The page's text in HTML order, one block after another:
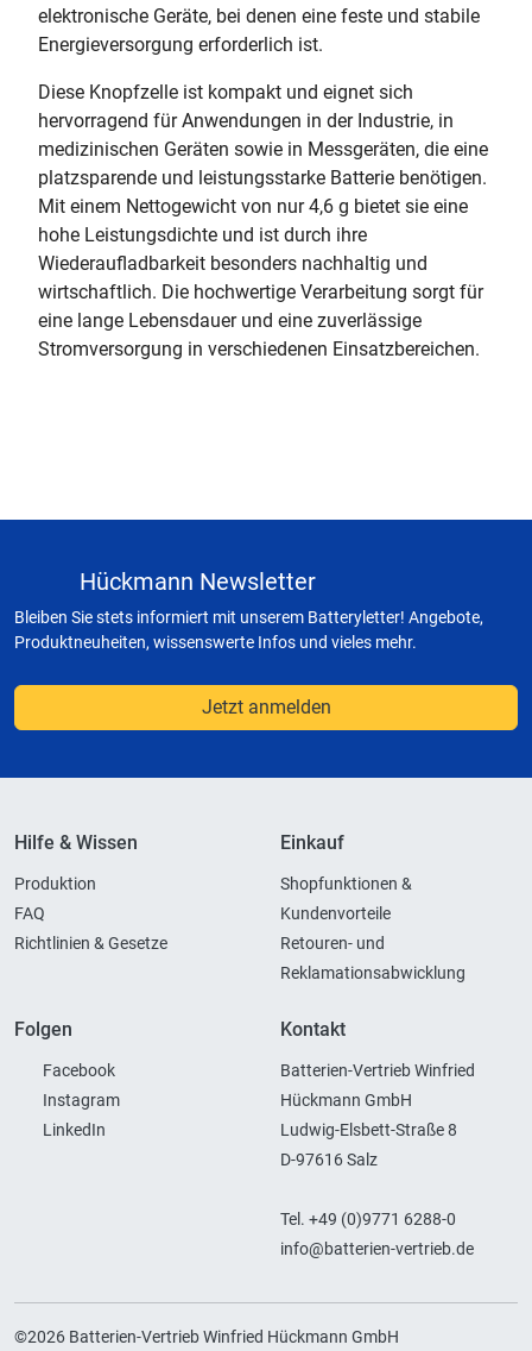
elektronische Geräte, bei denen eine feste und stabile
Energieversorgung erforderlich ist.
Diese Knopfzelle ist kompakt und eignet sich
hervorragend für Anwendungen in der Industrie, in
medizinischen Geräten sowie in Messgeräten, die eine
platzsparende und leistungsstarke Batterie benötigen.
Mit einem Nettogewicht von nur 4,6 g bietet sie eine
hohe Leistungsdichte und ist durch ihre
Wiederaufladbarkeit besonders nachhaltig und
wirtschaftlich. Die hochwertige Verarbeitung sorgt für
eine lange Lebensdauer und eine zuverlässige
Stromversorgung in verschiedenen Einsatzbereichen.
Hückmann Newsletter
Bleiben Sie stets informiert mit unserem Batteryletter! Angebote,
Produktneuheiten, wissenswerte Infos und vieles mehr.
Jetzt anmelden
Hilfe & Wissen
Produktion
FAQ
Richtlinien & Gesetze
Einkauf
Shopfunktionen &
Kundenvorteile
Retouren- und
Reklamationsabwicklung
Folgen
Facebook
Instagram
LinkedIn
Kontakt
Batterien-Vertrieb Winfried
Hückmann GmbH
Ludwig-Elsbett-Straße 8
D-97616 Salz
Tel. +49 (0)9771 6288-0
info@batterien-vertrieb.de
©2026 Batterien-Vertrieb Winfried Hückmann GmbH